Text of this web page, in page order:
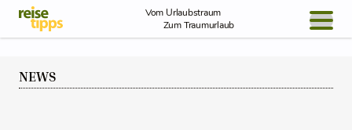
Skip to Content
Vom Urlaubstraum
Zum Traumurlaub
NEWS